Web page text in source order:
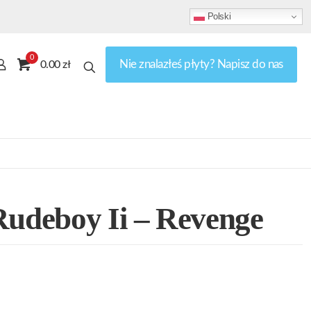
Polski
0
0.00 zł Nie znalazłeś płyty? Napisz do nas
Ii – Revenge